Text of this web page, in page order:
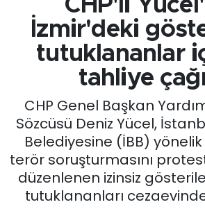
CHP'li
İzmir'deki
tutuklananlar
tahliye
CHP Genel Başkan
Sözcüsü Deniz Yücel,
Belediyesine (İBB)
terör soruşturmasını
düzenlenen izinsiz
tutuklananları
EGE
EĞİTİM
English News
GÜNCEL
KÜLTÜR SANAT
Süper Lig Puan Durumu
Tüm Manşetler
Son Dakika Haberleri
Haber Arşivi